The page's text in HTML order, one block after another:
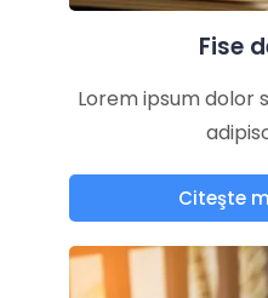
Fise
Lorem ipsum dolor
Citeşte